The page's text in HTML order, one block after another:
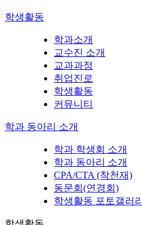
학생활동
학과소개
교수진 소개
교과과정
취업진로
학생활동
커뮤니티
학과 동아리 소개
학과 학생회 소개
학과 동아리 소개
CPA/CTA (착천재)
동문회(연경회)
학생활동 포토갤러리